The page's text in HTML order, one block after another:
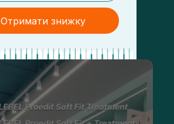
в Instagram
Отримати знижку